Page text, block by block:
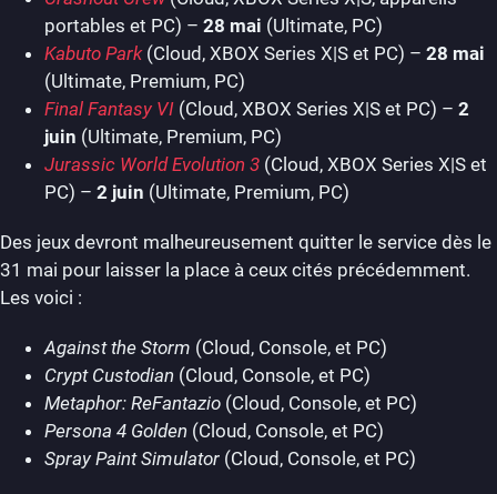
portables et PC) – 28 mai (Ultimate, PC)
Kabuto Park(Cloud, XBOX Series X|S et PC) – 28 mai
(Ultimate, Premium, PC)
Final Fantasy VI (Cloud, XBOX Series X|S et PC) – 2
juin (Ultimate, Premium, PC)
Jurassic World Evolution 3 (Cloud, XBOX Series X|S et
PC) – 2 juin (Ultimate, Premium, PC)
Des jeux devront malheureusement quitter le service dès le
31 mai pour laisser la place à ceux cités précédemment.
Les voici :
Against the Storm (Cloud, Console, et PC)
Crypt Custodian (Cloud, Console, et PC)
Metaphor: ReFantazio (Cloud, Console, et PC)
Persona 4 Golden (Cloud, Console, et PC)
Spray Paint Simulator (Cloud, Console, et PC)